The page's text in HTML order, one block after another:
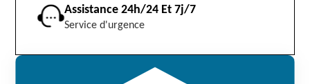
Assistance 24h/24 Et 7j/7
Service d'urgence